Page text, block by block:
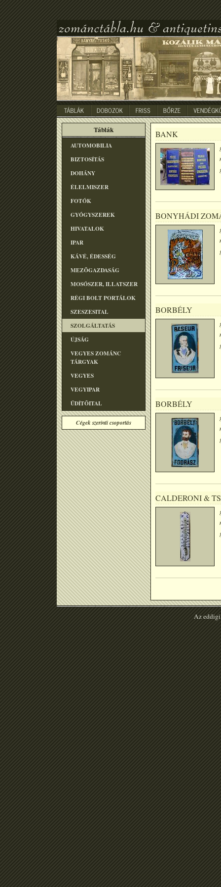
Táblák
AUTOMOBILIA
BIZTOSÍTÁS
DOHÁNY
ÉLELMISZER
FOTÓK
GYÓGYSZEREK
HIVATALOK
IPAR
KÁVÉ, ÉDESSÉG
MEZÕGAZDASÁG
MOSÓSZER, ILLATSZER
RÉGI BOLT PORTÁLOK
SZESZESITAL
SZOLGÁLTATÁS
ÚJSÁG
VEGYES ZOMÁNC
TÁRGYAK
VEGYES
VEGYIPAR
ÜDÍTÕITAL
Cégek szerinti csoportás
BANK
BONYHÁDI
BORBÉLY
BORBÉLY
CALDERONI &
Az